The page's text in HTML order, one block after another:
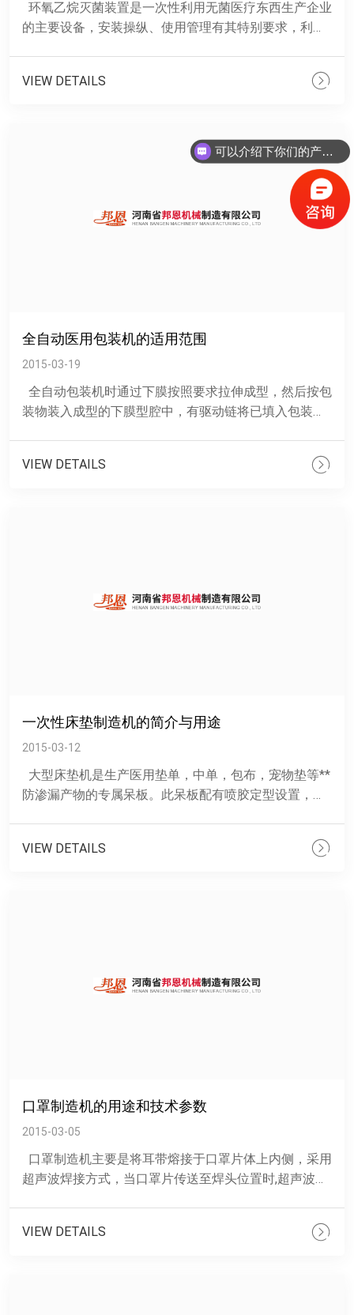
环氧乙烷灭菌装置是一次性利用无菌医疗东西生产企业
的主要设备，安装操纵、使用管理有其特别要求，利用
VIEW DETAILS
全自动医用包装机的适用范围
2015-03-19
全自动包装机时通过下膜按照要求拉伸成型，然后按包
装物装入成型的下膜型腔中，有驱动链将已填入包装物
VIEW DETAILS
一次性床垫制造机的简介与用途
2015-03-12
大型床垫机是生产医用垫单，中单，包布，宠物垫等**
防渗漏产物的专属呆板。此呆板配有喷胶定型设置，床
VIEW DETAILS
口罩制造机的用途和技术参数
2015-03-05
口罩制造机主要是将耳带熔接于口罩片体上内侧，采用
超声波焊接方式，当口罩片传送至焊头位置时,超声波自
VIEW DETAILS
可以介绍下你们的产品么？